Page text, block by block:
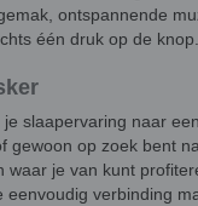
ontspannende
één druk op de knop.
slaapervaring naar
gewoon op zoek bent
je van kunt
verbinding